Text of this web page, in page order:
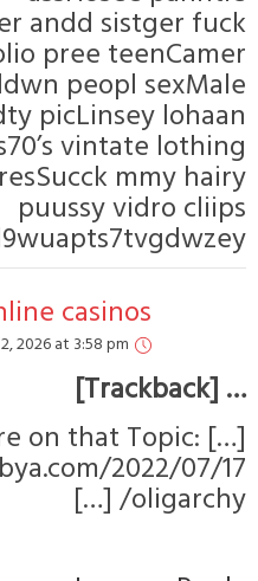
pic post
caaught
stripper
manarlibya.com/2022/07/17/الأوليْغارْشيَّة-